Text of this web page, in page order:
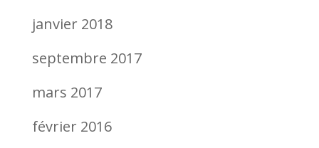
janvier 2018
septembre 2017
mars 2017
février 2016